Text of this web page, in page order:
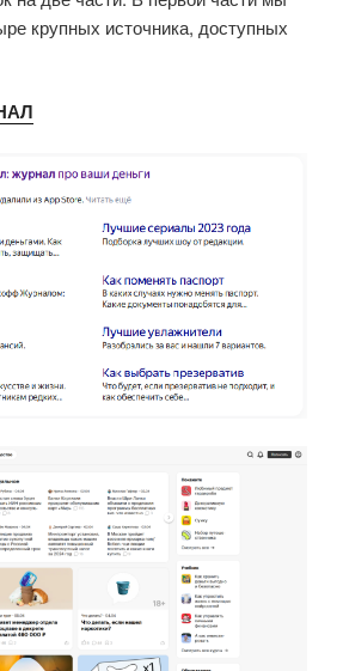
крупных источника, доступных